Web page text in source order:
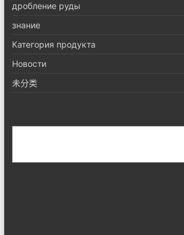
дробление руды
знание
Категория продукта
Новости
未分类